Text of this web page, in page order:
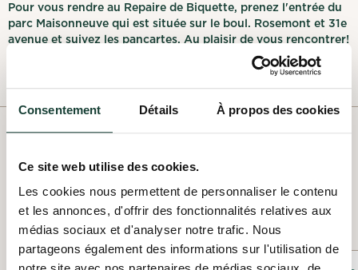
Consentement Détails À propos des cookies
Ce site web utilise des cookies.
Les cookies nous permettent de personnaliser le contenu
et les annonces, d'offrir des fonctionnalités relatives aux
médias sociaux et d'analyser notre trafic. Nous
partageons également des informations sur l'utilisation de
Pour vous rendre au Repaire de Biquette, prenez l'entrée du
parc Maisonneuve qui est située sur le boul. Rosemont et 31e
avenue et suivez les pancartes. Au plaisir de vous rencontrer!
Voir les offres passées